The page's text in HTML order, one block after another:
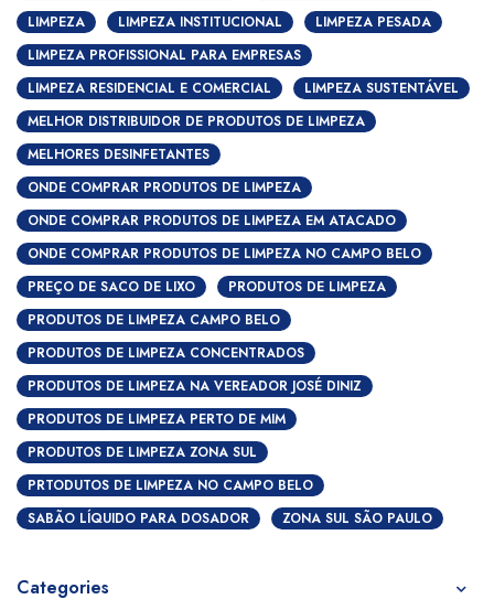
LIMPEZA
LIMPEZA INSTITUCIONAL
LIMPEZA PESADA
LIMPEZA PROFISSIONAL PARA EMPRESAS
LIMPEZA RESIDENCIAL E COMERCIAL
LIMPEZA SUSTENTÁVEL
MELHOR DISTRIBUIDOR DE PRODUTOS DE LIMPEZA
MELHORES DESINFETANTES
ONDE COMPRAR PRODUTOS DE LIMPEZA
ONDE COMPRAR PRODUTOS DE LIMPEZA EM ATACADO
ONDE COMPRAR PRODUTOS DE LIMPEZA NO CAMPO BELO
PREÇO DE SACO DE LIXO
PRODUTOS DE LIMPEZA
PRODUTOS DE LIMPEZA CAMPO BELO
PRODUTOS DE LIMPEZA CONCENTRADOS
PRODUTOS DE LIMPEZA NA VEREADOR JOSÉ DINIZ
PRODUTOS DE LIMPEZA PERTO DE MIM
PRODUTOS DE LIMPEZA ZONA SUL
PRTODUTOS DE LIMPEZA NO CAMPO BELO
SABÃO LÍQUIDO PARA DOSADOR
ZONA SUL SÃO PAULO
Categories